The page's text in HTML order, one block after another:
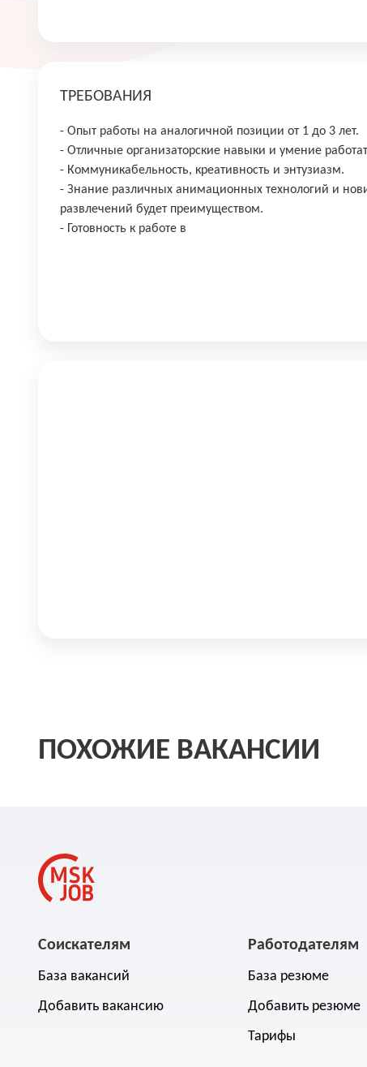
ТРЕБОВАНИЯ
- Опыт работы на аналогичной позиции от 1 до 3 лет.
- Отличные организаторские навыки и умение
- Коммуникабельность, креативность и энтузиазм.
- Знание различных анимационных технологий и
развлечений будет преимуществом.
- Готовность к работе в
ПОХОЖИЕ ВАКАНСИИ
Соискателям
База вакансий
Добавить вакансию
Работодателям
База резюме
Добавить резюме
Тарифы